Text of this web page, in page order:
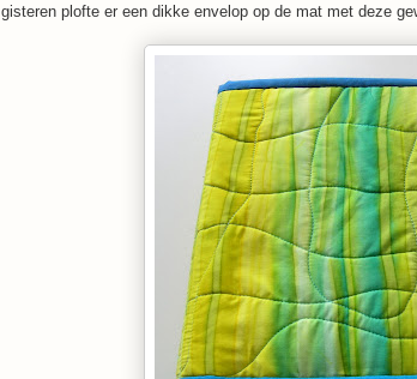
gisteren plofte er een dikke envelop op de mat met deze